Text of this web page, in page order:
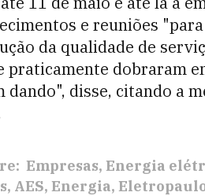
e reuniões
da qualidade de
praticamente dobraram
dando", disse, citando a
Empresas Energia
AES Energia